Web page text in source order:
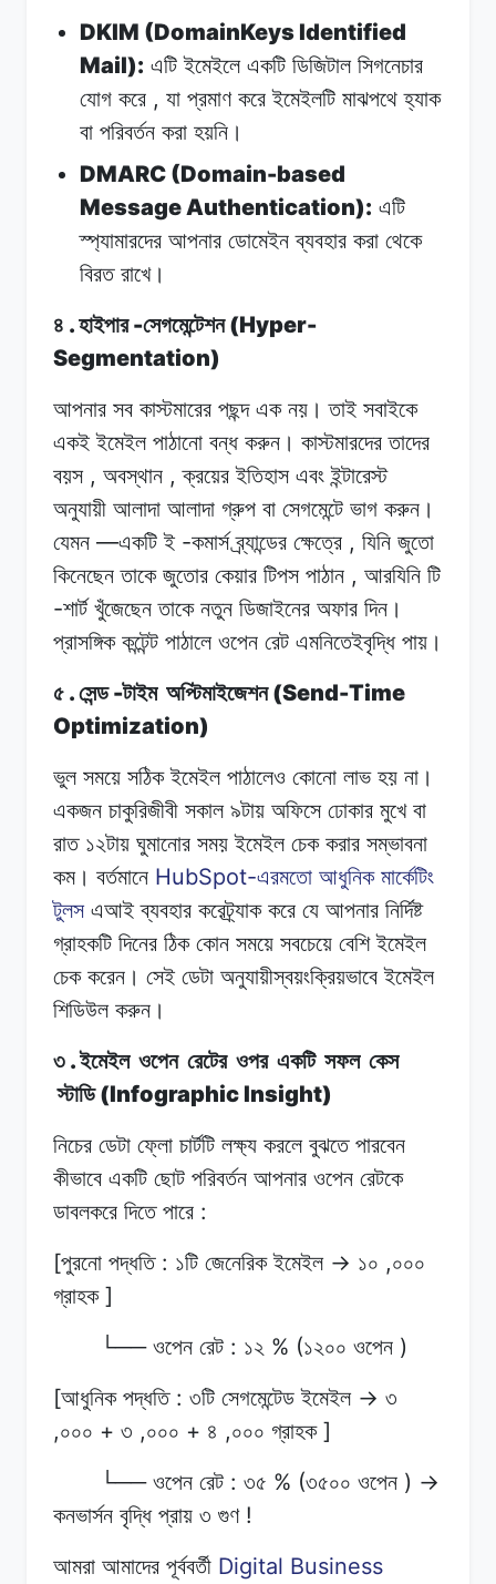
DKIM (DomainKeys Identified
Mail): এটি ইমেইলে একটি ডিজিটাল সিগনেচার
যোগ করে , যা প্রমাণ করে ইমেইলটি মাঝপথে হ্যাক
বা পরিবর্তন করা হয়নি।
DMARC (Domain-based
Message Authentication): এটি
স্প্যামারদের আপনার ডোমেইন ব্যবহার করা থেকে
বিরত রাখে।
৪ .হাইপার-সেগমেন্টেশন(Hyper-
Segmentation)
আপনার সব কাস্টমারের পছন্দ এক নয়। তাই সবাইকে
একই ইমেইল পাঠানো বন্ধ করুন। কাস্টমারদের তাদের
বয়স, অবস্থান ,ক্রয়ের ইতিহাস এবং ইন্টারেস্ট
অনুযায়ী আলাদা আলাদা গ্রুপ বা সেগমেন্টে ভাগ করুন।
যেমন —একটি ই-কমার্স ব্র্যান্ডের ক্ষেত্রে , যিনি জুতো
কিনেছেন তাকে জুতোর কেয়ার টিপস পাঠান , আরযিনি টি
-শার্ট খুঁজেছেন তাকে নতুন ডিজাইনের অফার দিন।
প্রাসঙ্গিক কন্টেন্ট পাঠালে ওপেন রেট এমনিতেইবৃদ্ধি পায়।
৫ .সেন্ড-টাইম অপ্টিমাইজেশন(Send-Time
Optimization)
ভুল সময়ে সঠিক ইমেইল পাঠালেও কোনো লাভ হয় না।
একজন চাকুরিজীবী সকাল ৯টায় অফিসে ঢোকার মুখে বা
রাত ১২টায় ঘুমানোর সময় ইমেইল চেক করার সম্ভাবনা
কম। বর্তমানে HubSpot-এরমতো আধুনিক মার্কেটিং
টুলস এআই ব্যবহার করেট্র্যাক করে যে আপনার নির্দিষ্ট
গ্রাহকটি দিনের ঠিক কোন সময়ে সবচেয়ে বেশি ইমেইল
চেক করেন। সেই ডেটা অনুযায়ীস্বয়ংক্রিয়ভাবে ইমেইল
শিডিউল করুন।
৩ .ইমেইল ওপেন রেটের ওপর একটি সফল কেস
স্টাডি(Infographic Insight)
নিচের ডেটা ফ্লো চার্টটি লক্ষ্য করলে বুঝতে পারবেন
কীভাবে একটি ছোট পরিবর্তন আপনার ওপেন রেটকে
ডাবলকরে দিতে পারে :
[পুরনো পদ্ধতি: ১টি জেনেরিক ইমেইল-> ১০ ,০০০
গ্রাহক]
└── ওপেন রেট : ১২ % (১২০০ ওপেন )
[আধুনিক পদ্ধতি: ৩টি সেগমেন্টেড ইমেইল-> ৩
,০০০ + ৩ ,০০০ + ৪ ,০০০ গ্রাহক]
└── ওপেন রেট : ৩৫ % (৩৫০০ ওপেন ) ->
কনভার্সন বৃদ্ধি প্রায় ৩ গুণ!
আমরা আমাদের পূর্ববর্তী Digital Business